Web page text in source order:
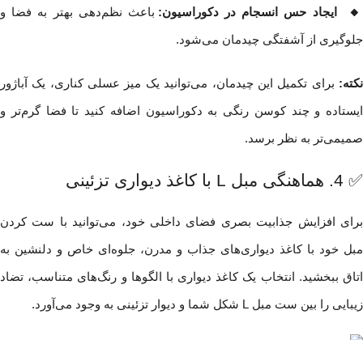
🔸 ایجاد حس انسجام در دکوراسیون: باعث نظم‌دهی بهتر به فضا و
جلوگیری از آشفتگی چیدمان می‌شود.
نکته: برای تکمیل این چیدمان، می‌توانید یک میز عسلی کناری، یک آباژور
ایستاده و چند کوسن رنگی به دکوراسیون اضافه کنید تا فضا گرم‌تر و
صمیمی‌تر به نظر برسد.
✅ 4. هماهنگی مبل L با کاغذ دیواری تزئینی
برای افزایش جذابیت بصری فضای داخلی خود، می‌توانید با ست کردن
مبل خود با کاغذ دیواری‌های جذاب و مدرن، جلوه‌ای خاص و دلنشین به
اتاق ببخشید. انتخاب یک کاغذ دیواری با الگوها و رنگ‌های متناسب، تضاد
زیبایی را بین ست مبل L شکل شما و دیوار تزئینی به وجود می‌آورد.